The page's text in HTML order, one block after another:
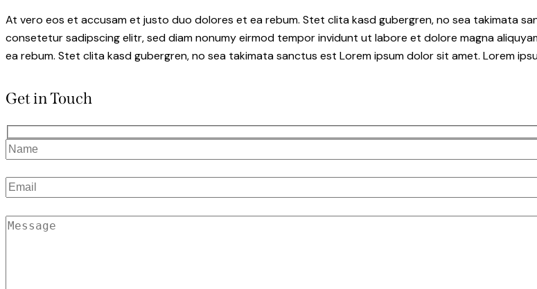
At vero eos et accusam et justo duo dolores et ea rebum. Stet clita kasd gubergren, no sea takimata
consetetur sadipscing elitr, sed diam nonumy eirmod tempor invidunt ut labore et dolore magna
ea rebum. Stet clita kasd gubergren, no sea takimata sanctus est Lorem ipsum dolor sit amet. Lorem
Get in Touch